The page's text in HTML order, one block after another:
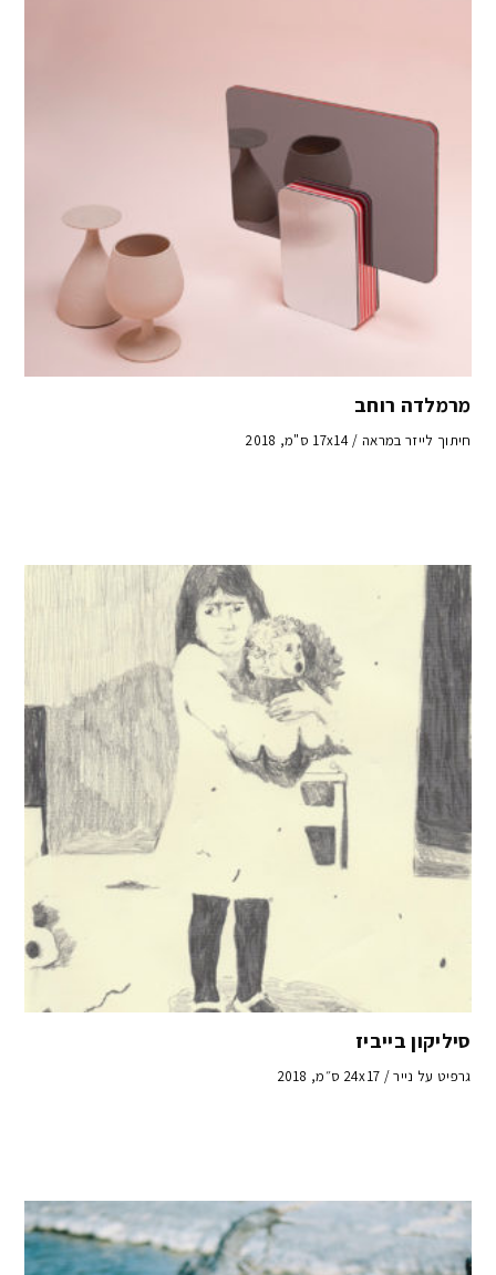
מרמלדה רוחב
חיתוך לייזר במראה / 17x14 ס"מ, 2018
סיליקון בייביז
גרפיט על נייר / 24x17 ס״מ, 2018